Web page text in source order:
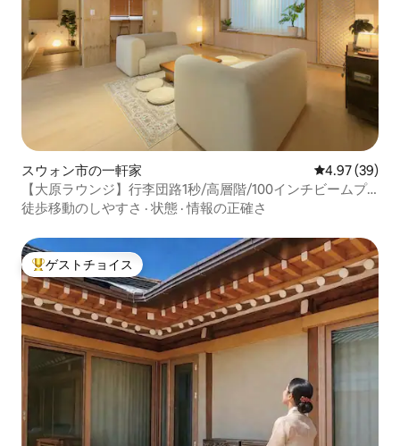
スウォン市の一軒家 レビュー39
4.97 (39)
【大原ラウンジ】行李団路1秒/高層階/100インチビームプ
ロジェクター/Netflix/毎日リネン交換/温かみのある宿泊施
徒歩移動のしやすさ · 状態 ·情報の正確さ
大好評のゲストチョイスです。
ゲストチョイス